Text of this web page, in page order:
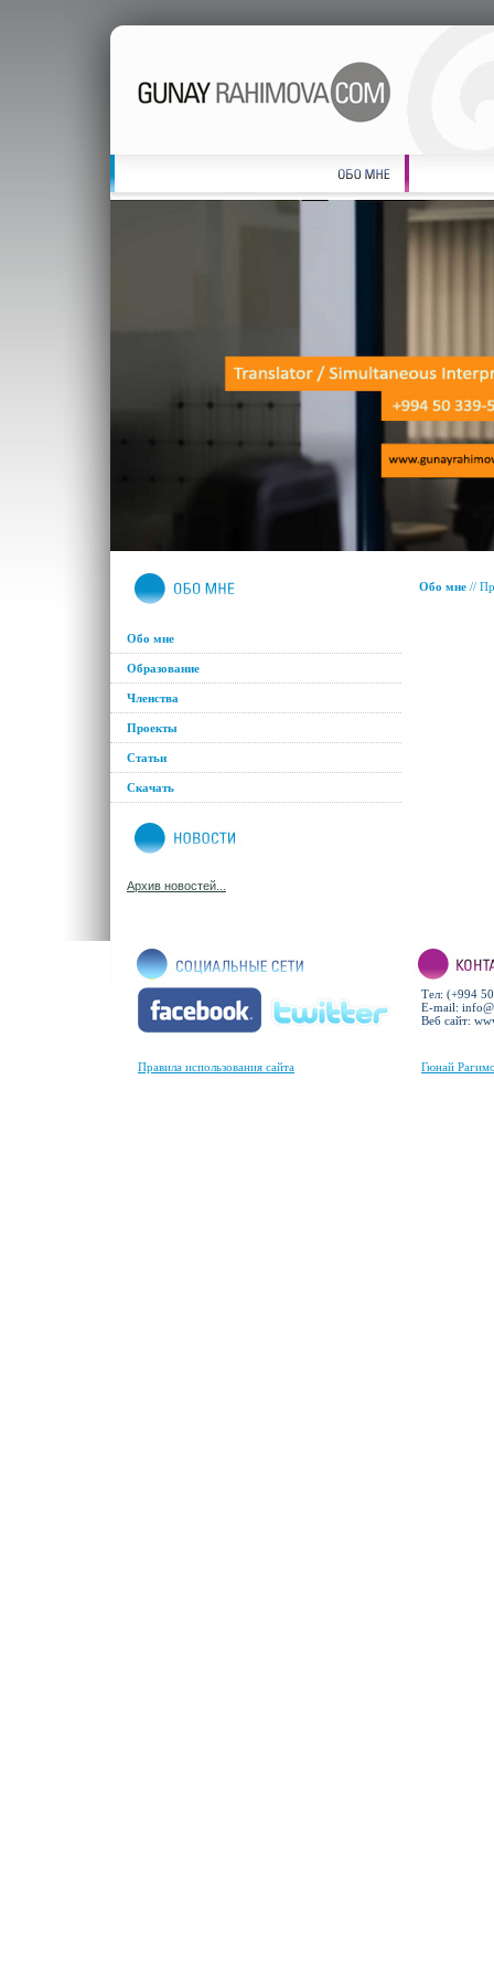
Обо мне
Образование
Членства
Проекты
Статьи
Скачать
Архив новостей...
Обо мне //
Правила использования сайта
Тел: (+994
E-mail:
Веб сайт:
Гюнай